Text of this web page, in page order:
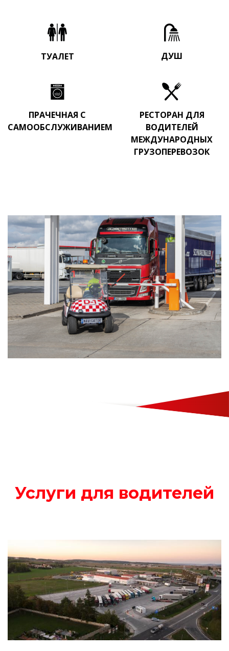
ТУАЛЕТ ДУШ
ПРАЧЕЧНАЯ С
САМООБСЛУЖИВАНИЕМ
РЕСТОРАН ДЛЯ
ВОДИТЕЛЕЙ
МЕЖДУНАРОДНЫХ
ГРУЗОПЕРЕВОЗОК
Услуги для водителей